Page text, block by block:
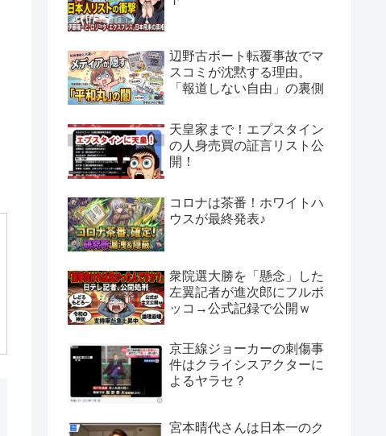
辺野古ボート転覆事故でマ
スコミが沈黙する理由。
「報道しない自由」の裏側
天皇家まで！エプスタイン
の人身売買の証言リスト公
開！
コロナは茶番！ホワイトハ
ウスが最終発表♪
衆院選大勝を「懸念」した
左翼記者が進次郎にフルボ
ッコ→公式記録で公開ｗ
京王線ジョーカーの刺傷事
件はクライシスアクターに
よるヤラセ？
宮本晴代さんは日本一のク